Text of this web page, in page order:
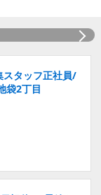
スタッフ正社員/
袋2丁目